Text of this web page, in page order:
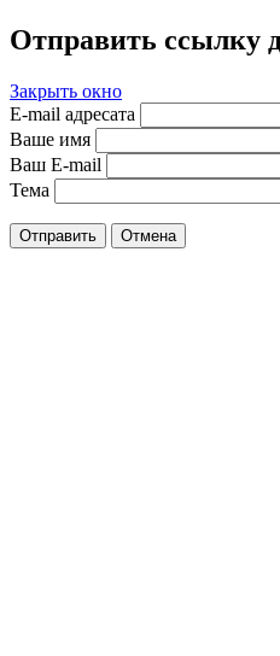
Отправить ссылку
Закрыть окно
E-mail адресата
Ваше имя
Ваш E-mail
Тема
Отправить Отмена